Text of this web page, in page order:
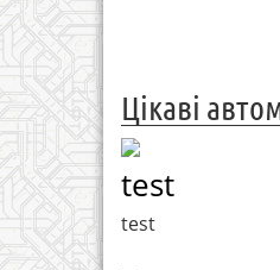
Цікаві
test
test